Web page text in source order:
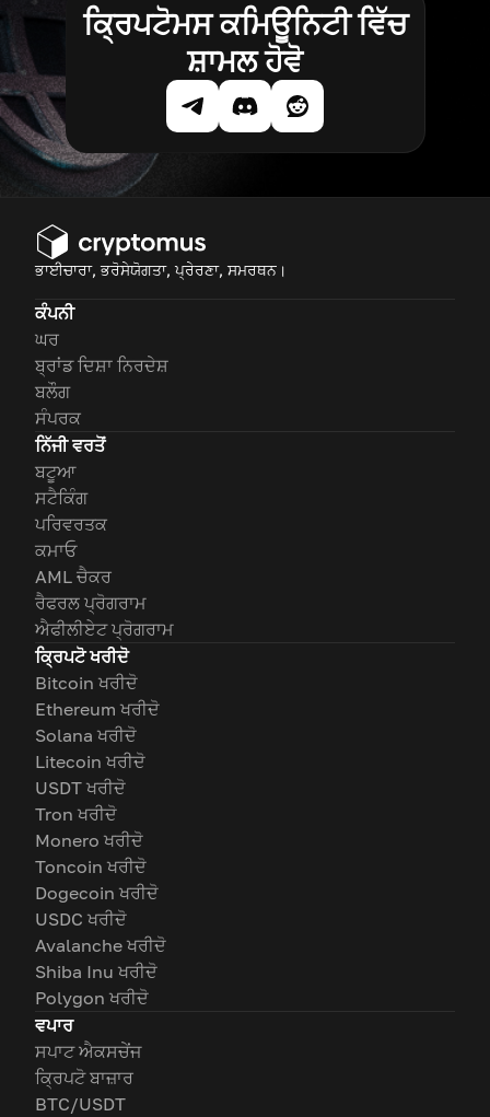
ਕ੍ਰਿਪਟੋਮਸ ਕਮਿਊਨਿਟੀ ਵਿੱਚ
ਸ਼ਾਮਲ ਹੋਵੋ
ਭਾਈਚਾਰਾ, ਭਰੋਸੇਯੋਗਤਾ, ਪ੍ਰੇਰਣਾ, ਸਮਰਥਨ।
ਕੰਪਨੀ
ਘਰ
ਬ੍ਰਾਂਡ ਦਿਸ਼ਾ ਨਿਰਦੇਸ਼
ਬਲੌਗ
ਸੰਪਰਕ
ਨਿੱਜੀ ਵਰਤੋਂ
ਬਟੂਆ
ਸਟੈਕਿੰਗ
ਪਰਿਵਰਤਕ
ਕਮਾਓ
AML ਚੈਕਰ
ਰੈਫਰਲ ਪ੍ਰੋਗਰਾਮ
ਐਫੀਲੀਏਟ ਪ੍ਰੋਗਰਾਮ
ਕ੍ਰਿਪਟੋ ਖਰੀਦੋ
Bitcoin ਖਰੀਦੋ
Ethereum ਖਰੀਦੋ
Solana ਖਰੀਦੋ
Litecoin ਖਰੀਦੋ
USDT ਖਰੀਦੋ
Tron ਖਰੀਦੋ
Monero ਖਰੀਦੋ
Toncoin ਖਰੀਦੋ
Dogecoin ਖਰੀਦੋ
USDC ਖਰੀਦੋ
Avalanche ਖਰੀਦੋ
Shiba Inu ਖਰੀਦੋ
Polygon ਖਰੀਦੋ
ਵਪਾਰ
ਸਪਾਟ ਐਕਸਚੇਂਜ
ਕ੍ਰਿਪਟੋ ਬਾਜ਼ਾਰ
BTC/USDT